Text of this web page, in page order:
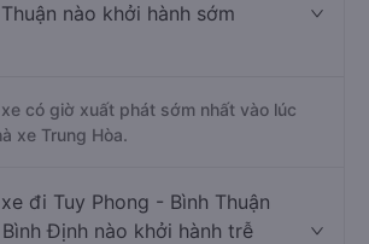
nào khởi hành sớm
có giờ xuất phát sớm nhất vào lúc
xe Trung Hòa.
đi Tuy Phong - Bình Thuận
Định nào khởi hành trễ